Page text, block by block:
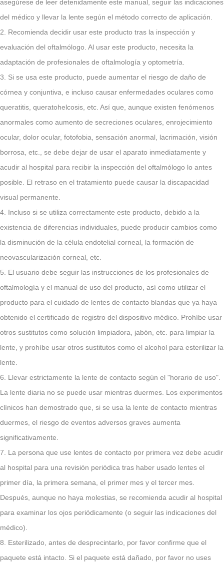
asegúrese de leer detenidamente este manual, seguir las indicaciones
del médico y llevar la lente según el método correcto de aplicación.
2. Recomienda decidir usar este producto tras la inspección y
evaluación del oftalmólogo. Al usar este producto, necesita la
adaptación de profesionales de oftalmología y optometría.
3. Si se usa este producto, puede aumentar el riesgo de daño de
córnea y conjuntiva, e incluso causar enfermedades oculares como
queratitis, queratohelcosis, etc. Así que, aunque existen fenómenos
anormales como aumento de secreciones oculares, enrojecimiento
ocular, dolor ocular, fotofobia, sensación anormal, lacrimación, visión
borrosa, etc., se debe dejar de usar el aparato inmediatamente y
acudir al hospital para recibir la inspección del oftalmólogo lo antes
posible. El retraso en el tratamiento puede causar la discapacidad
visual permanente.
4. Incluso si se utiliza correctamente este producto, debido a la
existencia de diferencias individuales, puede producir cambios como
la disminución de la célula endotelial corneal, la formación de
neovascularización corneal, etc.
5. El usuario debe seguir las instrucciones de los profesionales de
oftalmología y el manual de uso del producto, así como utilizar el
producto para el cuidado de lentes de contacto blandas que ya haya
obtenido el certificado de registro del dispositivo médico. Prohíbe usar
otros sustitutos como solución limpiadora, jabón, etc. para limpiar la
lente, y prohíbe usar otros sustitutos como el alcohol para esterilizar la
lente.
6. Llevar estrictamente la lente de contacto según el "horario de uso".
La lente diaria no se puede usar mientras duermes. Los experimentos
clínicos han demostrado que, si se usa la lente de contacto mientras
duermes, el riesgo de eventos adversos graves aumenta
significativamente.
7. La persona que use lentes de contacto por primera vez debe acudir
al hospital para una revisión periódica tras haber usado lentes el
primer día, la primera semana, el primer mes y el tercer mes.
Después, aunque no haya molestias, se recomienda acudir al hospital
para examinar los ojos periódicamente (o seguir las indicaciones del
médico).
8. Esterilizado, antes de desprecintarlo, por favor confirme que el
paquete está intacto. Si el paquete está dañado, por favor no uses